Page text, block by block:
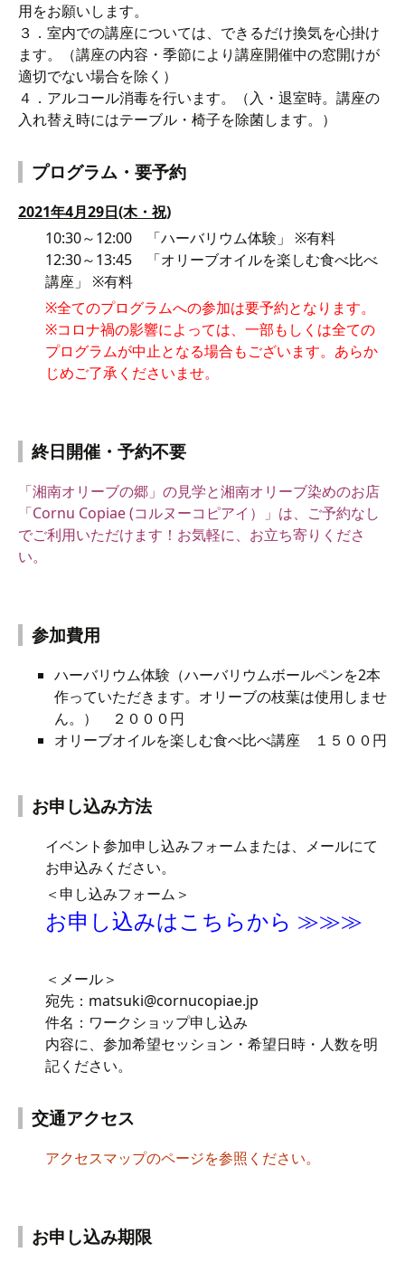
用をお願いします。
３．室内での講座については、できるだけ換気を心掛け
ます。（講座の内容・季節により講座開催中の窓開けが
適切でない場合を除く）
４．アルコール消毒を行います。（入・退室時。講座の
入れ替え時にはテーブル・椅子を除菌します。）
プログラム・要予約
2021年4月29日(木・祝)
10:30～12:00 「ハーバリウム体験」 ※有料
12:30～13:45 「オリーブオイルを楽しむ食べ比べ
講座」 ※有料
※全てのプログラムへの参加は要予約となります。
※コロナ禍の影響によっては、一部もしくは全ての
プログラムが中止となる場合もございます。あらか
じめご了承くださいませ。
終日開催・予約不要
「湘南オリーブの郷」の見学と湘南オリーブ染めのお店
「Cornu Copiae (コルヌーコピアイ）」は、ご予約なし
でご利用いただけます！ お気軽に、お立ち寄りくださ
い。
参加費用
ハーバリウム体験（ハーバリウムボールペンを2本
作っていただきます。オリーブの枝葉は使用しませ
ん。） ２０００円
オリーブオイルを楽しむ食べ比べ講座 １５００円
お申し込み方法
イベント参加申し込みフォームまたは、メールにて
お申込みください。
＜申し込みフォーム＞
お申し込みはこちらから ≫≫≫
＜メール＞
宛先：matsuki@cornucopiae.jp
件名：ワークショップ申し込み
内容に、参加希望セッション・希望日時・人数を明
記ください。
交通アクセス
アクセスマップのページを参照ください。
お申し込み期限